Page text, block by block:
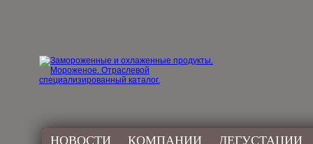
НОВОСТИ КОМПАНИИ ДЕГУСТАЦИИ